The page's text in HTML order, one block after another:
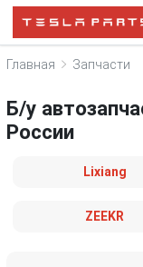
Главная Запчасти
Б/у
России
Lixiang
ZEEKR